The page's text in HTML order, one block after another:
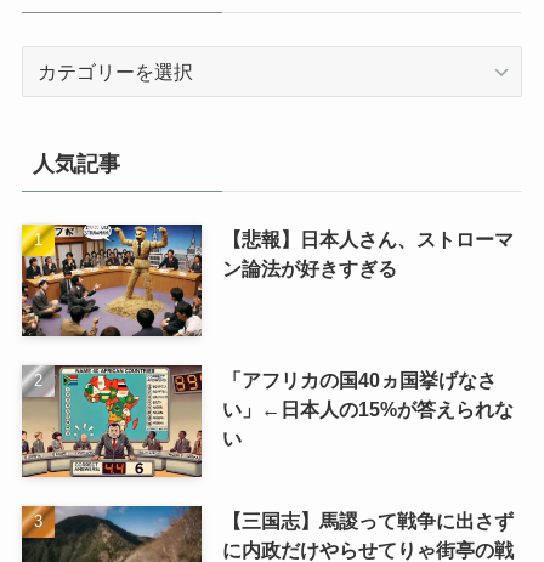
人気記事
【悲報】日本人さん、ストローマ
ン論法が好きすぎる
「アフリカの国40ヵ国挙げなさ
い」←日本人の15%が答えられな
い
【三国志】馬謖って戦争に出さず
に内政だけやらせてりゃ街亭の戦